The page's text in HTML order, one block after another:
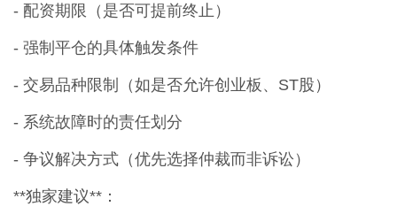
- 配资期限（是否可提前终止）
- 强制平仓的具体触发条件
- 交易品种限制（如是否允许创业板、ST股）
- 系统故障时的责任划分
- 争议解决方式（优先选择仲裁而非诉讼）
**独家建议**：